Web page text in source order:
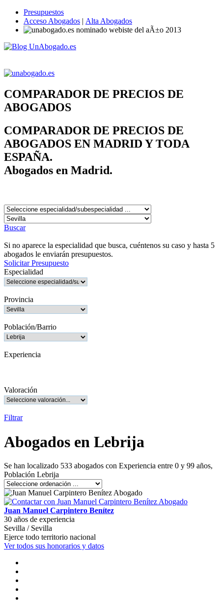
Presupuestos
Acceso Abogados | Alta Abogados
COMPARADOR DE PRECIOS DE
ABOGADOS
COMPARADOR DE PRECIOS DE
ABOGADOS EN MADRID Y TODA
ESPAÑA.
Abogados en Madrid.
Buscar
Si no aparece la especialidad que busca, cuéntenos su caso y hasta 5
abogados le enviarán presupuestos.
Solicitar Presupuesto
Especialidad
Provincia
Población/Barrio
Experiencia
Valoración
Filtrar
Abogados en Lebrija
Se han localizado 533 abogados con Experiencia entre 0 y 99 años,
Población Lebrija
Juan Manuel Carpintero Benítez
30 años de experiencia
Sevilla / Sevilla
Ejerce todo territorio nacional
Ver todos sus honorarios y datos